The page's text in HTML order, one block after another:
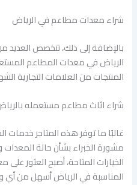
شراء معدات مطاعم في الرياض
بالإضافة إلى ذلك، تتخصص العديد
الرياض في معدات المطاعم
المنتجات من العلامات التجارية
شراء اثاث مطاعم مستعمله
غالبًا ما توفر هذه المتاجر خدمات
مشورة الخبراء بشأن حالة
الخيارات المتاحة، أصبح العثور
المناسبة في الرياض أسهل من